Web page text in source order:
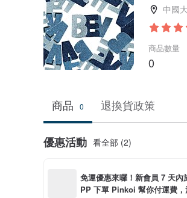
中國
商品數量
0
商品 0 退換貨政策
優惠活動 看全部 (2)
免運優惠來囉！新會員 7 天
PP 下單 Pinkoi 幫你付運費